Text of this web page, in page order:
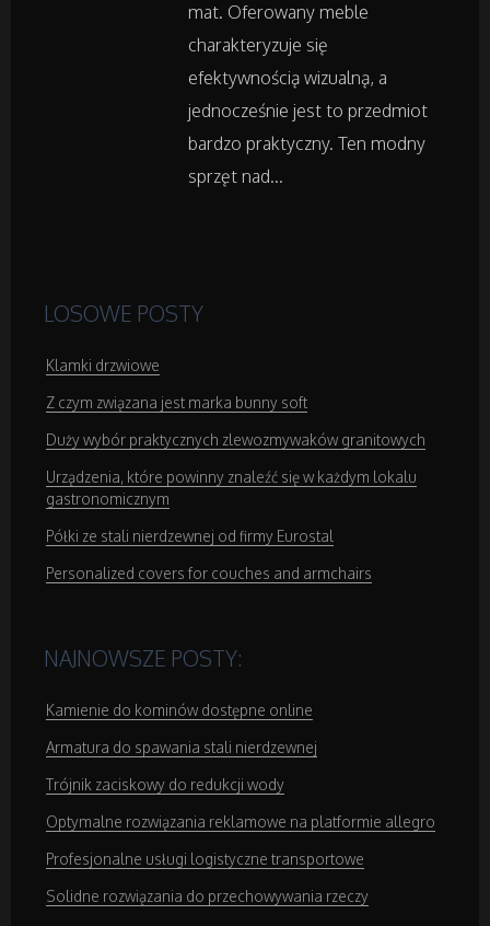
Wypoczynek
Wellness
Dietetyka, Odchudzanie
Sprzęt Medyczny
Domeny
Oprogramowanie
Kontakt
mat. Oferowany meble
charakteryzuje się
efektywnością wizualną, a
jednocześnie jest to przedmiot
bardzo praktyczny. Ten modny
sprzęt nad...
LOSOWE POSTY
Klamki drzwiowe
Z czym związana jest marka bunny soft
Duży wybór praktycznych zlewozmywaków granitowych
Urządzenia, które powinny znaleźć się w każdym lokalu
gastronomicznym
Półki ze stali nierdzewnej od firmy Eurostal
Personalized covers for couches and armchairs
NAJNOWSZE POSTY:
Kamienie do kominów dostępne online
Armatura do spawania stali nierdzewnej
Trójnik zaciskowy do redukcji wody
Optymalne rozwiązania reklamowe na platformie allegro
Profesjonalne usługi logistyczne transportowe
Solidne rozwiązania do przechowywania rzeczy